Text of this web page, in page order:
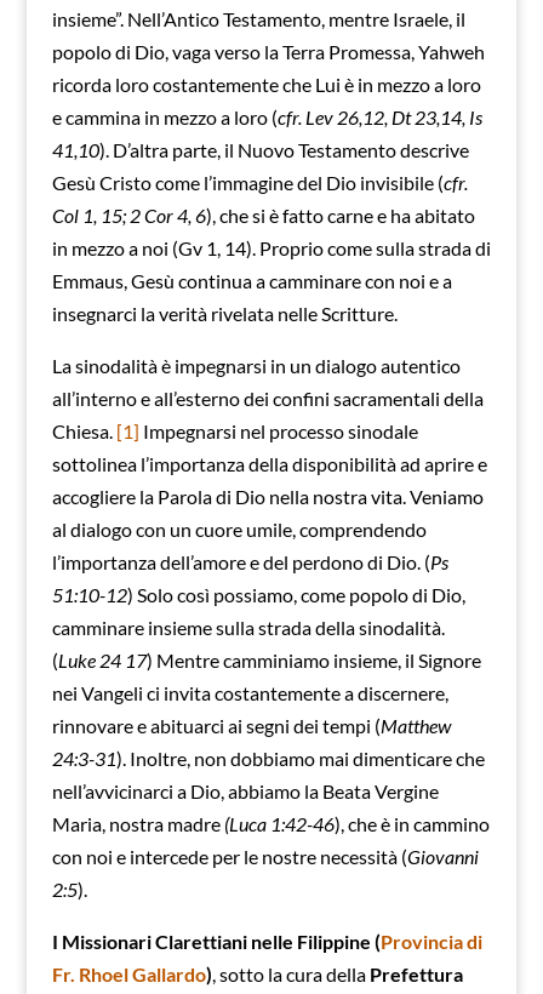
insieme”. Nell’Antico Testamento, mentre Israele, il
popolo di Dio, vaga verso la Terra Promessa, Yahweh
ricorda loro costantemente che Lui è in mezzo a loro
e cammina in mezzo a loro (cfr. Lev 26,12, Dt 23,14, Is
41,10). D’altra parte, il Nuovo Testamento descrive
Gesù Cristo come l’immagine del Dio invisibile (cfr.
Col 1, 15; 2 Cor 4, 6), che si è fatto carne e ha abitato
in mezzo a noi (Gv 1, 14). Proprio come sulla strada di
Emmaus, Gesù continua a camminare con noi e a
insegnarci la verità rivelata nelle Scritture.
La sinodalità è impegnarsi in un dialogo autentico
all’interno e all’esterno dei confini sacramentali della
Chiesa. [1] Impegnarsi nel processo sinodale
sottolinea l’importanza della disponibilità ad aprire e
accogliere la Parola di Dio nella nostra vita. Veniamo
al dialogo con un cuore umile, comprendendo
l’importanza dell’amore e del perdono di Dio. (Ps
51:10-12) Solo così possiamo, come popolo di Dio,
camminare insieme sulla strada della sinodalità.
(Luke 24 17) Mentre camminiamo insieme, il Signore
nei Vangeli ci invita costantemente a discernere,
rinnovare e abituarci ai segni dei tempi (Matthew
24:3-31). Inoltre, non dobbiamo mai dimenticare che
nell’avvicinarci a Dio, abbiamo la Beata Vergine
Maria, nostra madre (Luca 1:42-46), che è in cammino
con noi e intercede per le nostre necessità (Giovanni
2:5).
I Missionari Clarettiani nelle Filippine (Provincia di
Fr. Rhoel Gallardo), sotto la cura della Prefettura